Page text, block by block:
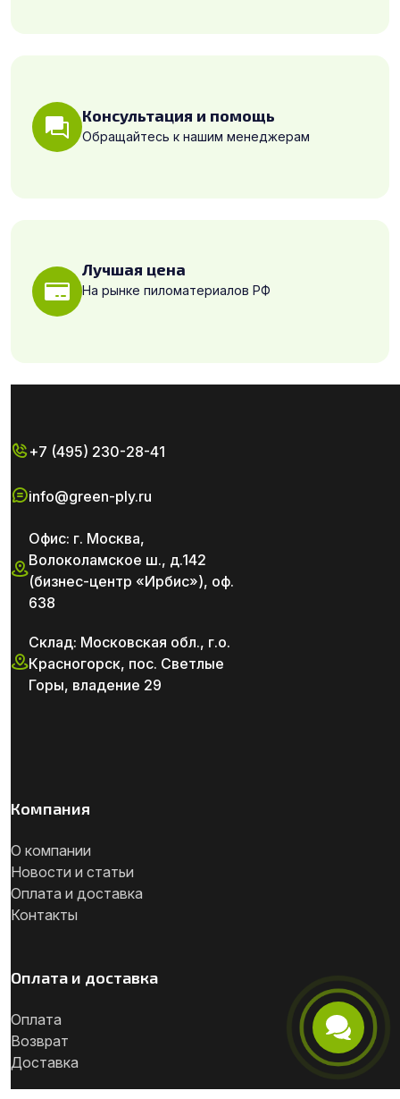
Консультация и помощь
Обращайтесь к нашим менеджерам
Лучшая цена
На рынке пиломатериалов РФ
+7 (495) 230-28-41
info@green-ply.ru
Офис: г. Москва,
Волоколамское ш., д.142
(бизнес-центр «Ирбис»), оф.
638
Склад: Московская обл., г.о.
Красногорск, пос. Светлые
Горы, владение 29
Компания
О компании
Новости и статьи
Оплата и доставка
Контакты
Оплата и доставка
Оплата
Возврат
Доставка